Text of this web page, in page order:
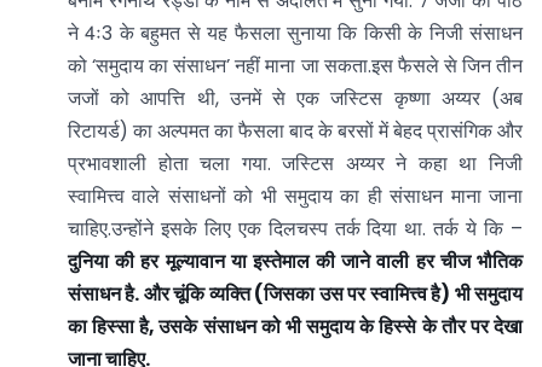
ने 4ः3 के बहुमत से यह फैसला सुनाया कि किसी के निजी संसाधन
को ‘समुदाय का संसाधन’ नहीं माना जा सकता.इस फैसले से जिन तीन
जजों को आपत्ति थी, उनमें से एक जस्टिस कृष्णा अय्यर (अब
रिटायर्ड) का अल्पमत का फैसला बाद के बरसों में बेहद प्रासंगिक और
प्रभावशाली होता चला गया. जस्टिस अय्यर ने कहा था निजी
स्वामित्त्व वाले संसाधनों को भी समुदाय का ही संसाधन माना जाना
चाहिए.उन्होंने इसके लिए एक दिलचस्प तर्क दिया था. तर्क ये कि –
दुनिया की हर मूल्यावान या इस्तेमाल की जाने वाली हर चीज भौतिक
संसाधन है. और चूंकि व्यक्ति (जिसका उस पर स्वामित्त्व है) भी समुदाय
का हिस्सा है, उसके संसाधन को भी समुदाय के हिस्से के तौर पर देखा
जाना चाहिए.